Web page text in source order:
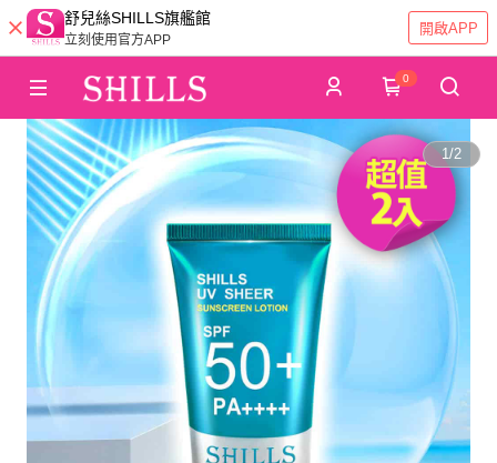
舒兒絲SHILLS旗艦館
立刻使用官方APP
開啟APP
0
1/2